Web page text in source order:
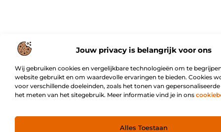
Jouw privacy is belangrijk voor ons
Wij gebruiken cookies en vergelijkbare technologieën om te
website gebruikt en om waardevolle ervaringen te bieden. Cookies
voor verschillende doeleinden, zoals het tonen van
het meten van het sitegebruik. Meer informatie vind je in ons
Alles Toestaan